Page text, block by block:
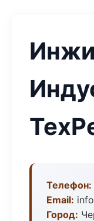
Телефон:
Email:
Город: